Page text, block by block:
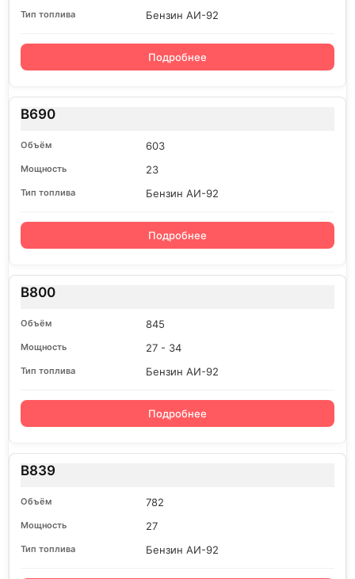
Бензин АИ-92
Подробнее
B690
603
23
Бензин АИ-92
Подробнее
B800
845
27 - 34
Бензин АИ-92
Подробнее
B839
782
27
Бензин АИ-92